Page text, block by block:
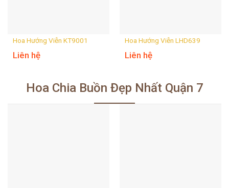
Hoa Hướng Viễn KT9001
Liên hệ
Hoa Hướng Viễn LHD639
Liên hệ
Hoa Chia Buồn Đẹp Nhất Quận 7